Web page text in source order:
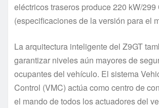
eléctricos traseros produce 220 kW/299
(especificaciones de la versión para el
La arquitectura inteligente del Z9GT
garantizar niveles aún mayores de
ocupantes del vehículo. El sistema
Control (VMC) actúa como centro de
el mando de todos los actuadores del